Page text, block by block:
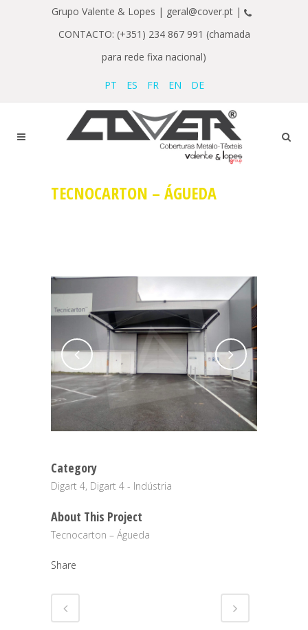
Grupo Valente & Lopes | geral@cover.pt |
CONTACTO: (+351) 234 867 991 (chamada
para rede fixa nacional)
PT ES FR EN DE
TECNOCARTON – ÁGUEDA
Category
Digart 4, Digart 4 - Indústria
About This Project
Tecnocarton – Águeda
Share